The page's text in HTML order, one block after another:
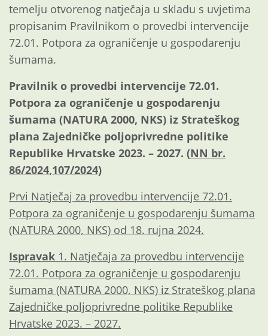
temelju otvorenog natječaja u skladu s uvjetima
propisanim Pravilnikom o provedbi intervencije
72.01. Potpora za ograničenje u gospodarenju
šumama.
Pravilnik o provedbi intervencije 72.01.
Potpora za ograničenje u gospodarenju
šumama (NATURA 2000, NKS) iz Strateškog
plana Zajedničke poljoprivredne politike
Republike Hrvatske 2023. – 2027. (NN br.
86/2024,107/2024)
Prvi Natječaj za provedbu intervencije 72.01.
Potpora za ograničenje u gospodarenju šumama
(NATURA 2000, NKS) od 18. rujna 2024.
Ispravak 1. Natječaja za provedbu intervencije
72.01. Potpora za ograničenje u gospodarenju
šumama (NATURA 2000, NKS) iz Strateškog plana
Zajedničke poljoprivredne politike Republike
Hrvatske 2023. – 2027.